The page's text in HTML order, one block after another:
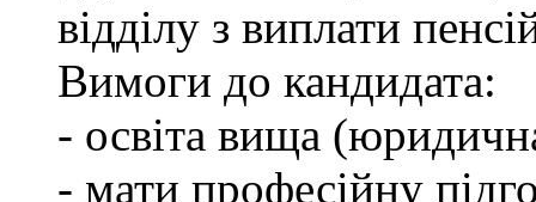
відділу з виплати
Вимоги до кандидата:
- освіта вища
- мати професійну